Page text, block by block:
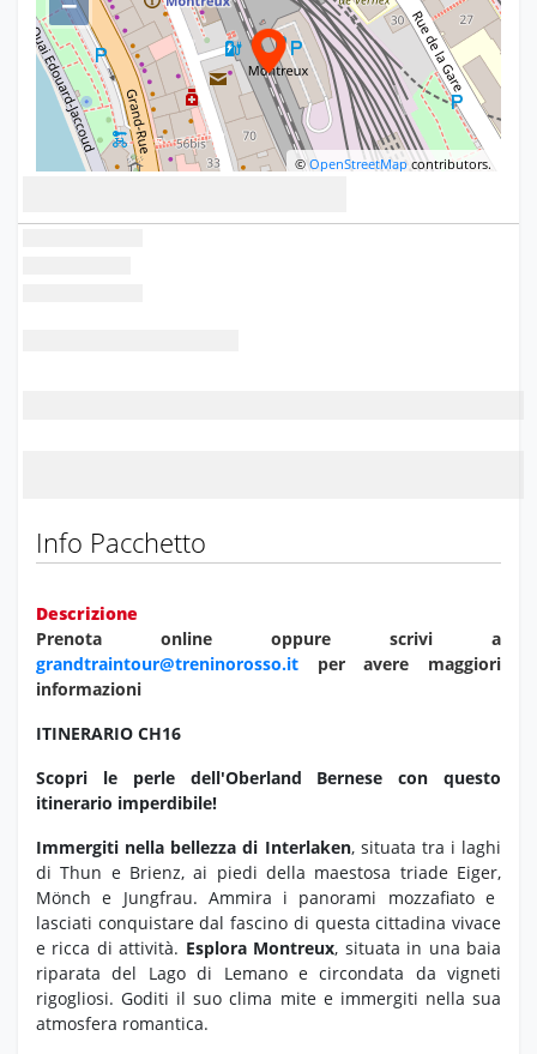
©OpenStreetMap contributors.
Info Pacchetto
Descrizione
Prenota online oppure scrivi a
grandtraintour@treninorosso.it
per avere maggiori
informazioni
ITINERARIO CH16
Scopri le perle dell'Oberland Bernese con questo
itinerario imperdibile!
Immergiti nella bellezza di Interlaken,situata tra i laghi
di Thun e Brienz, ai piedi della maestosa triade Eiger,
Mönch e Jungfrau. Ammira i panorami mozzafiato e
lasciati conquistare dal fascino di questa cittadina vivace
e ricca di attività. Esplora Montreux, situata in una baia
riparata del Lago di Lemano e circondata da vigneti
rigogliosi. Goditi il suo clima mite e immergiti nella sua
atmosfera romantica.